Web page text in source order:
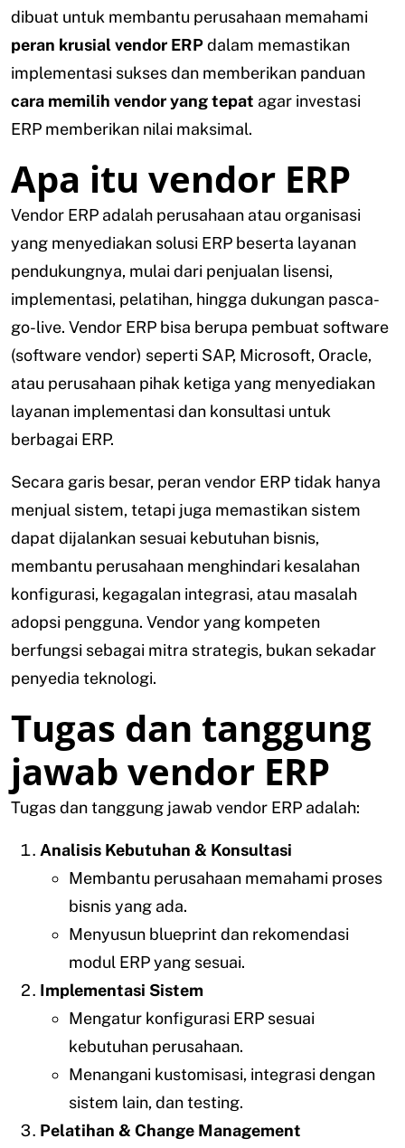
dibuat untuk membantu perusahaan memahami
peran krusial vendor ERPdalam memastikan
implementasi sukses dan memberikan panduan
cara memilih vendor yang tepat agar investasi
ERP memberikan nilai maksimal.
Apa itu vendor ERP
Vendor ERP adalah perusahaan atau organisasi
yang menyediakan solusi ERP beserta layanan
pendukungnya, mulai dari penjualan lisensi,
implementasi, pelatihan, hingga dukungan pasca-
go-live. Vendor ERP bisa berupa pembuat software
(software vendor) seperti SAP, Microsoft, Oracle,
atau perusahaan pihak ketiga yang menyediakan
layanan implementasi dan konsultasi untuk
berbagai ERP.
Secara garis besar, peran vendor ERP tidak hanya
menjual sistem, tetapi juga memastikan sistem
dapat dijalankan sesuai kebutuhan bisnis,
membantu perusahaan menghindari kesalahan
konfigurasi, kegagalan integrasi, atau masalah
adopsi pengguna. Vendor yang kompeten
berfungsi sebagai mitra strategis, bukan sekadar
penyedia teknologi.
Tugas dan tanggung
jawab vendor ERP
Tugas dan tanggung jawab vendor ERP adalah:
Analisis Kebutuhan & Konsultasi
Membantu perusahaan memahami proses
bisnis yang ada.
Menyusun blueprint dan rekomendasi
modul ERP yang sesuai.
Implementasi Sistem
Mengatur konfigurasi ERP sesuai
kebutuhan perusahaan.
Menangani kustomisasi, integrasi dengan
sistem lain, dan testing.
Pelatihan & Change Management